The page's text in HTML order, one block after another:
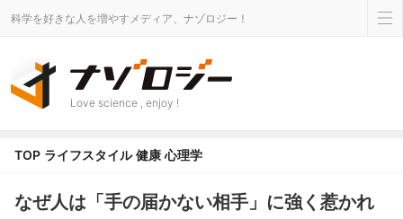
科学を好きな人を増やすメディア、ナゾロジー！
Love science , enjoy !
TOP ライフスタイル 健康 心理学
なぜ人は「手の届かない相手」に強く惹かれ